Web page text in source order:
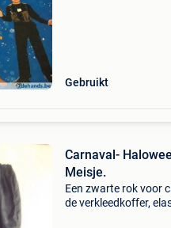
Gebruikt
Carnaval- Haloween- of Verkleedrok.
Meisje.
Een zwarte rok voor
de verkleedkoffer,